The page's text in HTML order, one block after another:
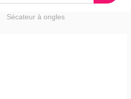
Sécateur à ongles